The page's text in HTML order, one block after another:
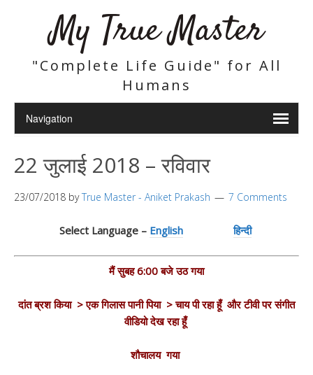
My True Master
"Complete Life Guide" for All
Humans
22 जुलाई 2018 – रविवार
23/07/2018 byTrue Master - Aniket Prakash 7 Comments
Select Language – English हिन्दी
मैं सुबह 6:00 बजे उठ गया
दांत ब्रश किया > एक गिलास पानी पिया > चाय पी रहा हूँ और टीवी पर संगीत
वीडियो देख रहा हूँ
शौचालय गया